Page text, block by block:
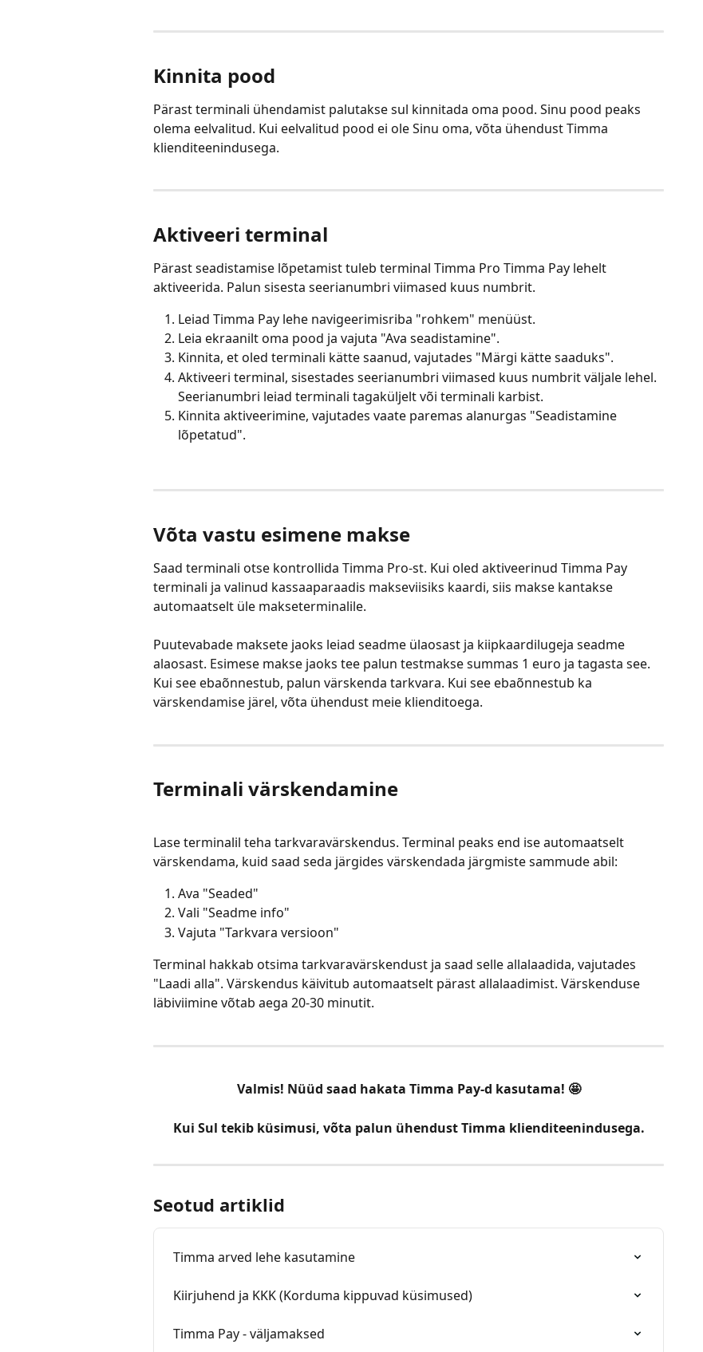
Kinnita pood
Pärast terminali ühendamist palutakse sul kinnitada oma pood. Sinu pood peaks
olema eelvalitud. Kui eelvalitud pood ei ole Sinu oma, võta ühendust Timma
klienditeenindusega.
Aktiveeri terminal
Pärast seadistamise lõpetamist tuleb terminal Timma Pro Timma Pay lehelt
aktiveerida. Palun sisesta seerianumbri viimased kuus numbrit.
Leiad Timma Pay lehe navigeerimisriba "rohkem" menüüst.
Leia ekraanilt oma pood ja vajuta "Ava seadistamine".
Kinnita, et oled terminali kätte saanud, vajutades "Märgi kätte saaduks".
Aktiveeri terminal, sisestades seerianumbri viimased kuus numbrit väljale lehel.
Seerianumbri leiad terminali tagaküljelt või terminali karbist.
Kinnita aktiveerimine, vajutades vaate paremas alanurgas "Seadistamine
lõpetatud".
Võta vastu esimene makse
Saad terminali otse kontrollida Timma Pro-st. Kui oled aktiveerinud Timma Pay
terminali ja valinud kassaaparaadis makseviisiks kaardi, siis makse kantakse
automaatselt üle makseterminalile.
Puutevabade maksete jaoks leiad seadme ülaosast ja kiipkaardilugeja seadme
alaosast. Esimese makse jaoks tee palun testmakse summas 1 euro ja tagasta see.
Kui see ebaõnnestub, palun värskenda tarkvara. Kui see ebaõnnestub ka
värskendamise järel, võta ühendust meie klienditoega.
Terminali värskendamine
Lase terminalil teha tarkvaravärskendus. Terminal peaks end ise automaatselt
värskendama, kuid saad seda järgides värskendada järgmiste sammude abil:
Ava "Seaded"
Vali "Seadme info"
Vajuta "Tarkvara versioon"
Terminal hakkab otsima tarkvaravärskendust ja saad selle allalaadida, vajutades
"Laadi alla". Värskendus käivitub automaatselt pärast allalaadimist. Värskenduse
läbiviimine võtab aega 20-30 minutit.
Valmis! Nüüd saad hakata Timma Pay-d kasutama! 🤩
Kui Sul tekib küsimusi, võta palun ühendust Timma klienditeenindusega.
Seotud artiklid
Timma arved lehe kasutamine
Kiirjuhend ja KKK (Korduma kippuvad küsimused)
Timma Pay - väljamaksed